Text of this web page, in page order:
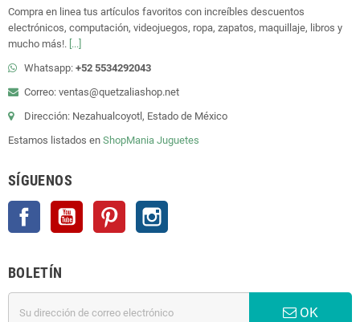
Compra en linea tus artículos favoritos con increíbles descuentos
electrónicos, computación, videojuegos, ropa, zapatos, maquillaje, libros y
mucho más!. [...]
Whatsapp: +52 5534292043
Correo: ventas@quetzaliashop.net
Dirección: Nezahualcoyotl, Estado de México
Estamos listados en ShopMania Juguetes
SÍGUENOS
Facebook YouTube Pinterest
BOLETÍN
OK